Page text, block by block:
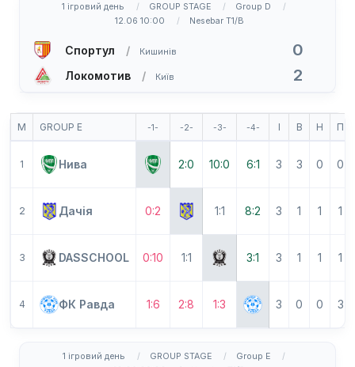
1 ігровий день GROUP STAGE
Group D
12.06 10:00
Nesebar T1/B
Спортул Кишинів 0
Локомотив Київ 2
М GROUP E -1- -2- -3- -4- І В Н П
1 Нива 2:0 10:0 6:1 3 3 0 0
2 Дачія 0:2 1:1 8:2 3 1 1 1
3 DASSCHOOL 0:10 1:1 3:1 3 1 1 1
4 ФК Равда 1:6 2:8 1:3 3 0 0 3
1 ігровий день GROUP STAGE
Group E